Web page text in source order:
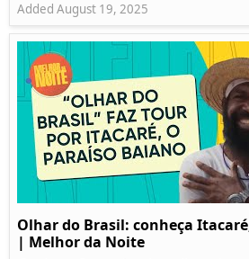
Added August 19, 2025
Olhar do Brasil: conheça
| Melhor da Noite